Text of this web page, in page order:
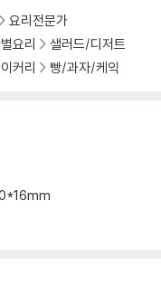
식빵
요리전문가
요리
샐러드/디저트
커리 빵/과자/케익